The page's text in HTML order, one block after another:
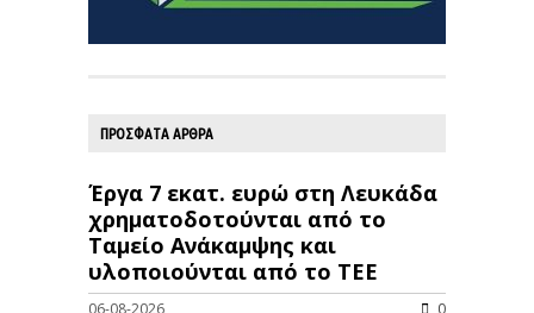
ΠΡΟΣΦΑΤΑ ΑΡΘΡΑ
Έργα 7 εκατ. ευρώ στη Λευκάδα
χρηματοδοτούνται από το
Ταμείο Ανάκαμψης και
υλοποιούνται από το ΤΕΕ